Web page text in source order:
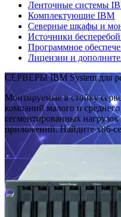
Ленточные системы
Комплектующие IBM
Северные шкафы и
Источники
Программное
Лицензии и
СЕРВЕРЫ IBM System для
Монтируемые в стойку
компаний малого и
сегментированных
приложений. Найдите x86-